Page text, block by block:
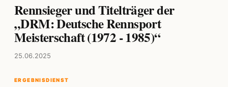
Rennsieger und Titelträger der
„DRM: Deutsche Rennsport
Meisterschaft (1972 - 1985)“
25.06.2025
ERGEBNISDIENST